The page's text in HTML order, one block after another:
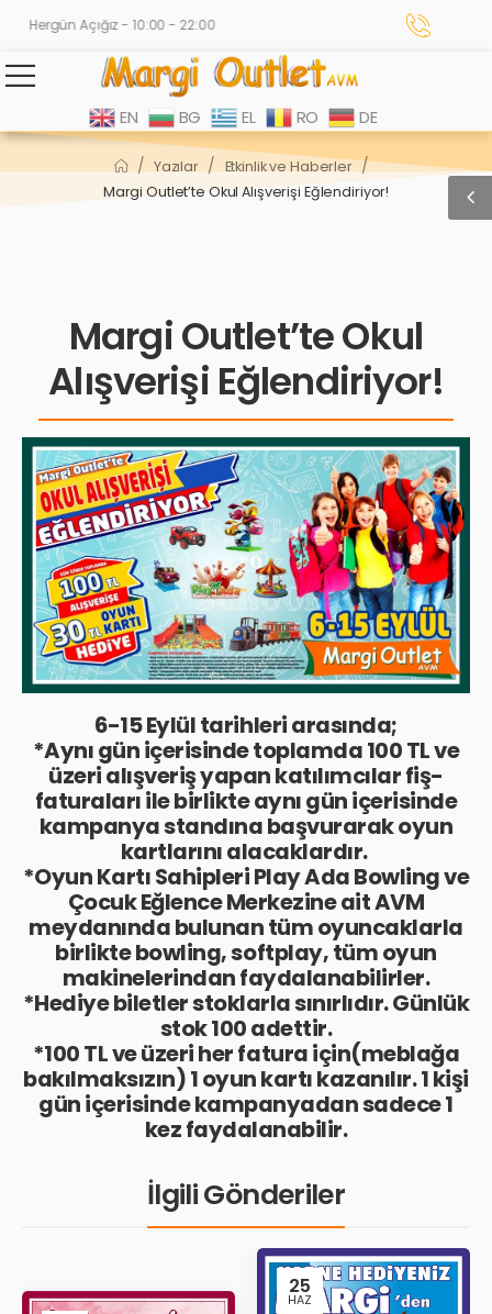
Hergün Açığız - 10:00 - 22:00
EN BG EL RO DE
/ Yazılar / Etkinlik ve Haberler /
Margi Outlet’te Okul Alışverişi Eğlendiriyor!
Margi Outlet’te Okul
Alışverişi Eğlendiriyor!
6-15 Eylül tarihleri arasında;
*Aynı gün içerisinde toplamda 100 TL ve
üzeri alışveriş yapan katılımcılar fiş-
faturaları ile birlikte aynı gün içerisinde
kampanya standına başvurarak oyun
kartlarını alacaklardır.
*Oyun Kartı Sahipleri Play Ada Bowling ve
Çocuk Eğlence Merkezine ait AVM
meydanında bulunan tüm oyuncaklarla
birlikte bowling, softplay, tüm oyun
makinelerindan faydalanabilirler.
*Hediye biletler stoklarla sınırlıdır. Günlük
stok 100 adettir.
*100 TL ve üzeri her fatura için(meblağa
bakılmaksızın) 1 oyun kartı kazanılır. 1 kişi
gün içerisinde kampanyadan sadece 1
kez faydalanabilir.
İlgili Gönderiler
25
HAZ